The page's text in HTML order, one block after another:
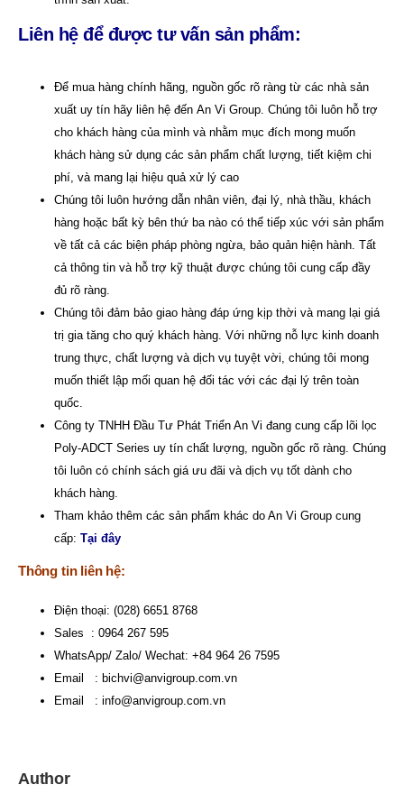
Liên hệ để được tư vấn sản phẩm:
Để mua hàng chính hãng, nguồn gốc rõ ràng từ các nhà sản
xuất uy tín hãy liên hệ đến An Vi Group Chúng tôi luôn hỗ trợ
cho khách hàng của mình và nhằm mục đích mong muốn
khách hàng sử dụng các sản phẩm chất lượng, tiết kiệm chi
phí, và mang lại hiệu quả xử lý cao
Chúng tôi luôn hướng dẫn nhân viên, đại lý, nhà thầu, khách
hàng hoặc bất kỳ bên thứ ba nào có thể tiếp xúc với sản phẩm
về tất cả các biện pháp phòng ngừa, bảo quản hiện hành. Tất
cả thông tin và hỗ trợ kỹ thuật được chúng tôi cung cấp đầy
đủ rõ ràng.
Chúng tôi đảm bảo giao hàng đáp ứng kịp thời và mang lại giá
trị gia tăng cho quý khách hàng. Với những nỗ lực kinh doanh
trung thực, chất lượng và dịch vụ tuyệt vời, chúng tôi mong
muốn thiết lập mối quan hệ đối tác với các đại lý trên toàn
quốc.
Công ty TNHH Đầu Tư Phát Triển An Vi đang cung cấp lõi lọc
Poly-ADCT Series uy tín chất lượng, nguồn gốc rõ ràng. Chúng
tôi luôn có chính sách giá ưu đãi và dịch vụ tốt dành cho
khách hàng.
Tham khảo thêm các sản phẩm khác do An Vi Group cung
cấp: Tại đây
Thông tin liên hệ:
Điện thoại: (028) 6651 8768
Sales : 0964 267 595
WhatsApp/ Zalo/ Wechat: +84 964 26 7595
Email : bichvi@anvigroup.com.vn
Email : info@anvigroup.com.vn
Author